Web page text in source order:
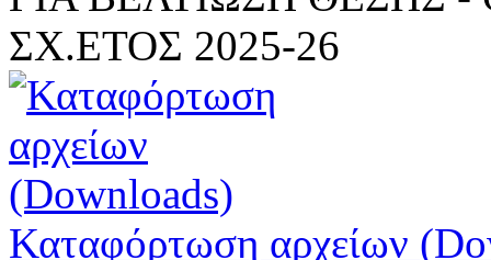
ΣΧ.ΕΤΟΣ 2025-26
Καταφόρτωση αρχείων